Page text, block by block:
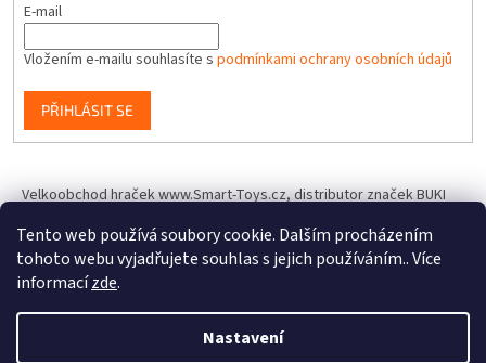
Tento web používá soubory cookie. Dalším procházením
tohoto webu vyjadřujete souhlas s jejich používáním.. Více
informacízde.
Nastavení
E-mail
Vložením e-mailu souhlasíte s podmínkami ochrany osobních údajů
PŘIHLÁSIT SE
Velkoobchod hraček www.Smart-Toys.cz, distributor značek BUKI